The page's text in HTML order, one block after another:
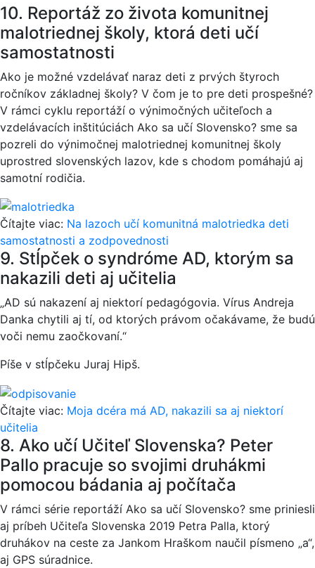
10. Reportáž zo života komunitnej
malotriednej školy, ktorá deti učí
samostatnosti
Ako je možné vzdelávať naraz deti z prvých štyroch
ročníkov základnej školy? V čom je to pre deti prospešné?
V rámci cyklu reportáží o výnimočných učiteľoch a
vzdelávacích inštitúciách Ako sa učí Slovensko? sme sa
pozreli do výnimočnej malotriednej komunitnej školy
uprostred slovenských lazov, kde s chodom pomáhajú aj
samotní rodičia.
Čítajte viac: Na lazoch učí komunitná malotriedka deti
samostatnosti a zodpovednosti
9. Stĺpček o syndróme AD, ktorým sa
nakazili deti aj učitelia
„AD sú nakazení aj niektorí pedagógovia. Vírus Andreja
Danka chytili aj tí, od ktorých právom očakávame, že budú
voči nemu zaočkovaní.“
Píše v stĺpčeku Juraj Hipš.
Čítajte viac: Moja dcéra má AD, nakazili sa aj niektorí
učitelia
8. Ako učí Učiteľ Slovenska? Peter
Pallo pracuje so svojimi druhákmi
pomocou bádania aj počítača
V rámci série reportáží Ako sa učí Slovensko? sme priniesli
aj príbeh Učiteľa Slovenska 2019 Petra Palla, ktorý
druhákov na ceste za Jankom Hraškom naučil písmeno „a“,
aj GPS súradnice.